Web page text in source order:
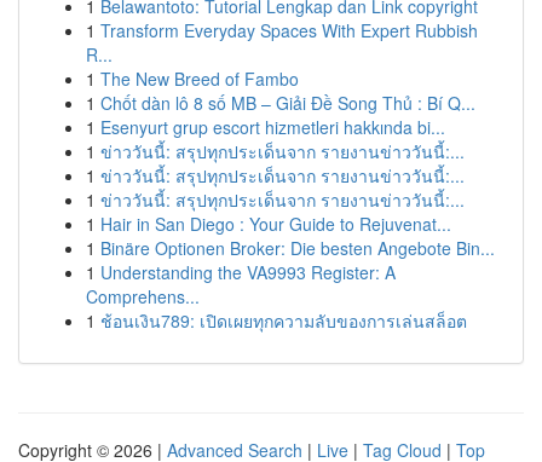
1 Belawantoto: Tutorial Lengkap dan Link copyright
1 Transform Everyday Spaces With Expert Rubbish
R...
1 The New Breed of Fambo
1 Chốt dàn lô 8 số MB – Giải Đề Song Thủ : Bí Q...
1 Esenyurt grup escort hizmetleri hakkında bi...
1 ข่าววันนี้: สรุปทุกประเด็นจาก รายงานข่าววันนี้:...
1 ข่าววันนี้: สรุปทุกประเด็นจาก รายงานข่าววันนี้:...
1 ข่าววันนี้: สรุปทุกประเด็นจาก รายงานข่าววันนี้:...
1 Hair in San Diego : Your Guide to Rejuvenat...
1 Binäre Optionen Broker: Die besten Angebote Bin...
1 Understanding the VA9993 Register: A
Comprehens...
1 ช้อนเงิน789: เปิดเผยทุกความลับของการเล่นสล็อต
Copyright © 2026 | Advanced Search | Live | Tag Cloud | Top